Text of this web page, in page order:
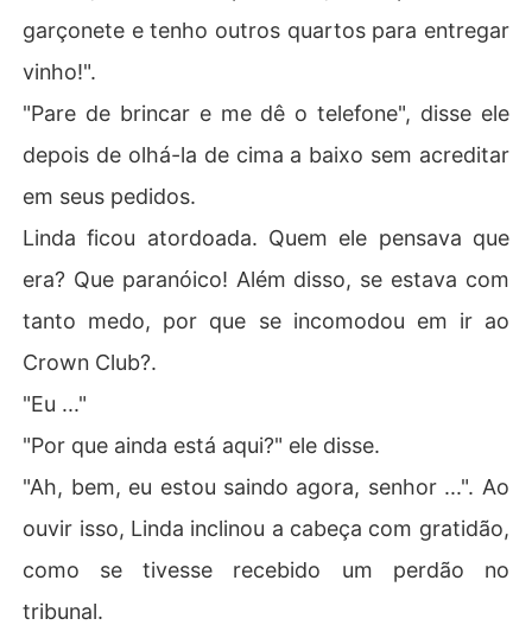
garçonete e tenho outros quartos para entregar
vinho!".
"Pare de brincar e me dê o telefone", disse ele
depois de olhá-la de cima a baixo sem acreditar
em seus pedidos.
Linda ficou atordoada. Quem ele pensava que
era? Que paranóico! Além disso, se estava com
tanto medo, por que se incomodou em ir ao
Crown Club?.
"Eu ..."
"Por que ainda está aqui?" ele disse.
"Ah, bem, eu estou saindo agora, senhor ...". Ao
ouvir isso, Linda inclinou a cabeça com gratidão,
como se tivesse recebido um perdão no
tribunal.